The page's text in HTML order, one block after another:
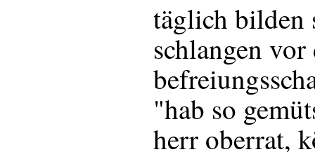
täglich bilden
schlangen
"hab so
herr oberrat,